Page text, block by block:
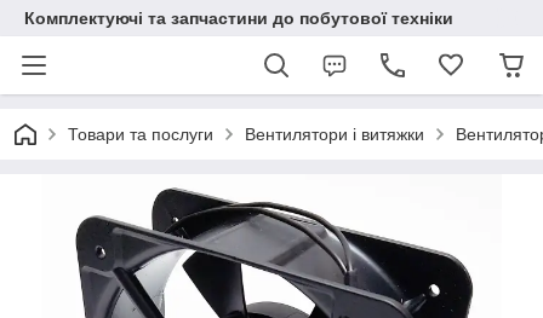
Комплектуючі та запчастини до побутової техніки
Товари та послуги Вентилятори і витяжки